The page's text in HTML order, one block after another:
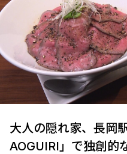
大人の隠れ家、長岡
AOGUIRI」で独創的